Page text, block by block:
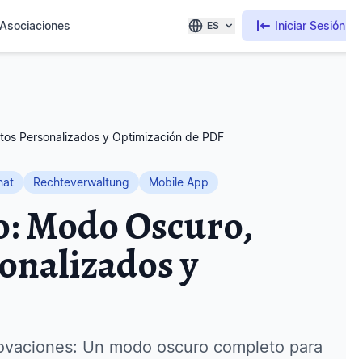
ES Iniciar Sesión
Personalizados y Optimización de PDF
Rechteverwaltung Mobile App
Modo Oscuro,
y
Un modo oscuro completo para